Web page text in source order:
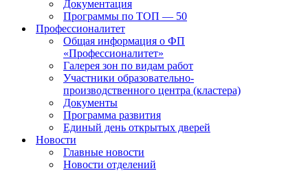
Документация
Программы по ТОП — 50
Профессионалитет
Общая информация о ФП
«Профессионалитет»
Галерея зон по видам работ
Участники образовательно-
производственного центра (кластера)
Документы
Программа развития
Единый день открытых дверей
Новости
Главные новости
Новости отделений